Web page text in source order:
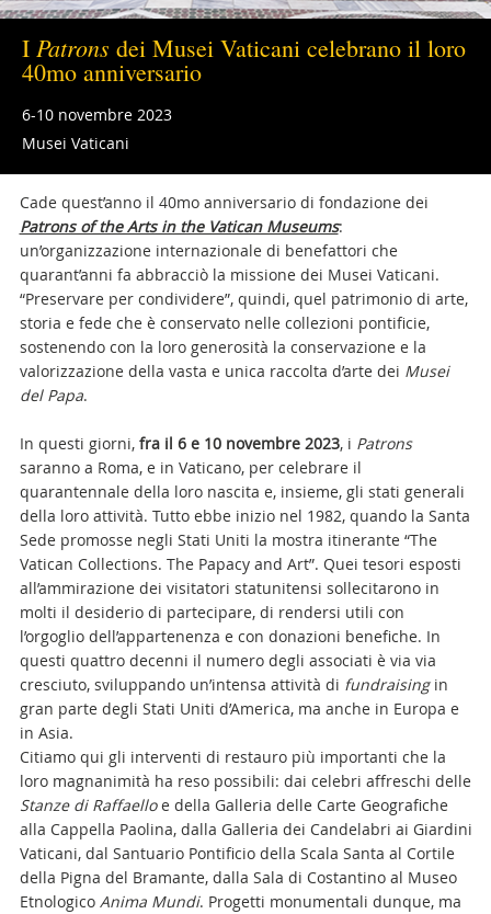
I Patrons dei Musei Vaticani celebrano il loro
40mo anniversario
6-10 novembre 2023
Musei Vaticani
Cade quest’anno il 40mo anniversario di fondazione dei
Patrons of the Arts in the Vatican Museums:
un’organizzazione internazionale di benefattori che
quarant’anni fa abbracciò la missione dei Musei Vaticani.
“Preservare per condividere”, quindi, quel patrimonio di arte,
storia e fede che è conservato nelle collezioni pontificie,
sostenendo con la loro generosità la conservazione e la
valorizzazione della vasta e unica raccolta d’arte dei Musei
del Papa.
In questi giorni, fra il 6 e 10 novembre 2023, i Patrons
saranno a Roma, e in Vaticano, per celebrare il
quarantennale della loro nascita e, insieme, gli stati generali
della loro attività. Tutto ebbe inizio nel 1982, quando la Santa
Sede promosse negli Stati Uniti la mostra itinerante “The
Vatican Collections. The Papacy and Art”. Quei tesori esposti
all’ammirazione dei visitatori statunitensi sollecitarono in
molti il desiderio di partecipare, di rendersi utili con
l’orgoglio dell’appartenenza e con donazioni benefiche. In
questi quattro decenni il numero degli associati è via via
cresciuto, sviluppando un’intensa attività di fundraisingin
gran parte degli Stati Uniti d’America, ma anche in Europa e
in Asia.
Citiamo qui gli interventi di restauro più importanti che la
loro magnanimità ha reso possibili: dai celebri affreschi delle
Stanze di Raffaelloe della Galleria delle Carte Geografiche
alla Cappella Paolina, dalla Galleria dei Candelabri ai Giardini
Vaticani, dal Santuario Pontificio della Scala Santa al Cortile
della Pigna del Bramante, dalla Sala di Costantino al Museo
Etnologico Anima Mundi. Progetti monumentali dunque, ma